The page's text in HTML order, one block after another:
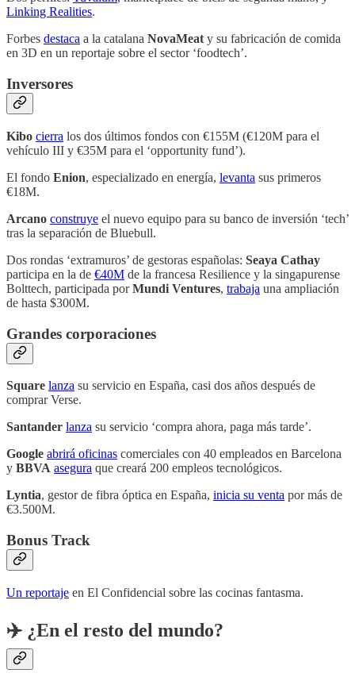
Linking Realities.
Forbes destaca a la catalana NovaMeat y su fabricación de comida
en 3D en un reportaje sobre el sector ‘foodtech’.
Inversores
Kibo cierra los dos últimos fondos con €155M (€120M para el
vehículo III y €35M para el ‘opportunity fund’).
El fondo Enion, especializado en energía, levanta sus primeros
€18M.
Arcano construye el nuevo equipo para su banco de inversión ‘tech’
tras la separación de Bluebull.
Dos rondas ‘extramuros’ de gestoras españolas: Seaya Cathay
participa en la de €40M de la francesa Resilience y la singapurense
Bolttech, participada porMundi Ventures, trabaja una ampliación
de hasta $300M.
Grandes corporaciones
Square lanza su servicio en España, casi dos años después de
comprar Verse.
Santander lanza su servicio ‘compra ahora, paga más tarde’.
Google abrirá oficinas comerciales con 40 empleados en Barcelona
y BBVA asegura que creará 200 empleos tecnológicos.
Lyntia, gestor de fibra óptica en España, inicia su venta por más de
€3.500M.
Bonus Track
Un reportaje en El Confidencial sobre las cocinas fantasma.
✈️ ¿En el resto del mundo?